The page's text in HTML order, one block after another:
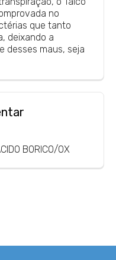
no
que tanto
deixando a
desses maus, seja
BORICO/OX